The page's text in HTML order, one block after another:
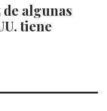
algunas
tiene